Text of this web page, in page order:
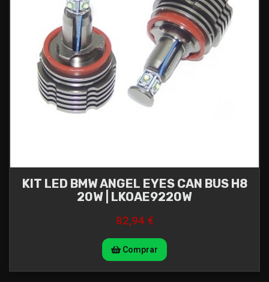
KIT LED BMW ANGEL EYES CAN BUS H8
20W | LKOAE9220W
82,94 €
Comprar